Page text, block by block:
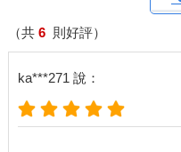
說實話，李明儀和張素芬的
他只能猜測，還有別的勢力
的賭約之外，還有另外一雙
只要一想到這些，王晨就覺
（共 6 則好評）
ka***271 說：